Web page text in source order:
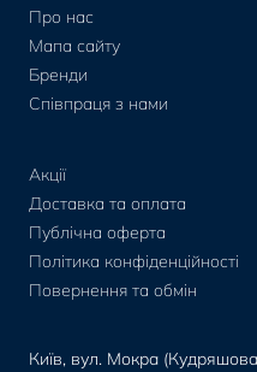
Про нас
Мапа сайту
Бренди
Співпраця з нами
Акції
Доставка та оплата
Публічна оферта
Політика конфіденційності
Повернення та обмін
Київ, вул. Мокра